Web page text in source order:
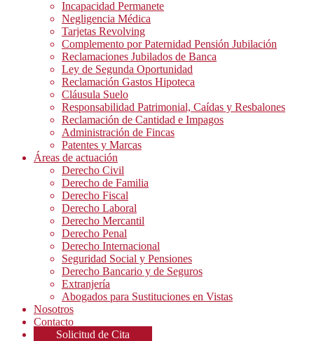
Incapacidad Permanete
Negligencia Médica
Tarjetas Revolving
Complemento por Paternidad Pensión Jubilación
Reclamaciones Jubilados de Banca
Ley de Segunda Oportunidad
Reclamación Gastos Hipoteca
Cláusula Suelo
Responsabilidad Patrimonial, Caídas y Resbalones
Reclamación de Cantidad e Impagos
Administración de Fincas
Patentes y Marcas
Áreas de actuación
Derecho Civil
Derecho de Familia
Derecho Fiscal
Derecho Laboral
Derecho Mercantil
Derecho Penal
Derecho Internacional
Seguridad Social y Pensiones
Derecho Bancario y de Seguros
Extranjería
Abogados para Sustituciones en Vistas
Nosotros
Contacto
Solicitud de Cita